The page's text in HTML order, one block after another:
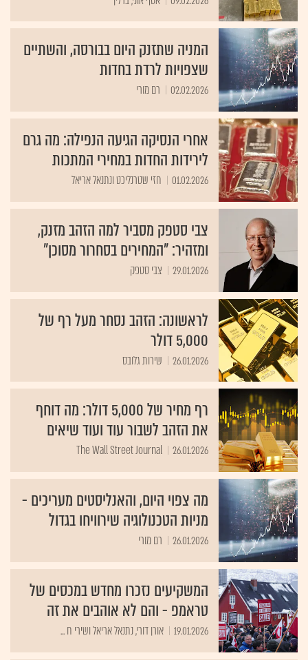
המניה שתזנק היום בבורסה, והשתיים
שצפויות לרדת בחדות
02.02.2026 רם מורי
אחרי הנסיקה הגיעה הנפילה: מה גרם
לירידות החדות במחירי המתכות
01.02.2026 חזי שטרנליכט ונתנאל אריאל
צבי סטפק מסביר למה הזהב מזנק,
ומזהיר: "המחירים בסחרור מסוכן"
29.01.2026 צבי סטפק
לראשונה: הזהב נסחר מעל רף של
5,000 דולר
26.01.2026 שירות גלובס
רף מחיר של 5,000 דולר: מה דוחף
את הזהב לשבור עוד ועוד שיאים
26.01.2026
The Wall Street Journal
מה צפוי היום, והאנליסטים מעריכים -
מניות הטכנולוגיה שירוויחו בגדול
26.01.2026 רם מורי
המשקיעים נזכרו מחדש במכסים של
טראמפ - והם לא אוהבים את זה
19.01.2026 אורן דורי, נתנאל אריאל ושירי ח ...